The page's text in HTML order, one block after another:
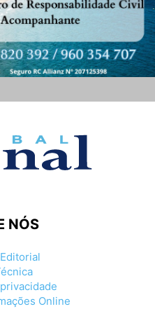
NÓS
Online